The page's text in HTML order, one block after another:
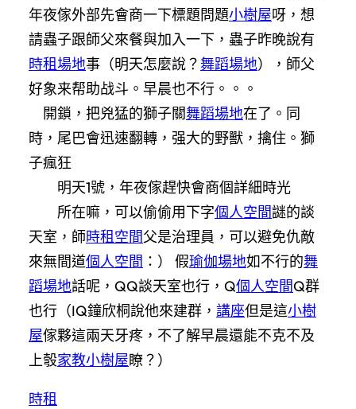
年夜傢外部先會商一下標題問題小樹屋呀，想
請蟲子跟師父來餐與加入一下，蟲子昨晚說有
時租場地事（明天怎麼說？ 舞蹈場地），師父
好象来帮助战斗。早晨也不行。。。
開鎖，把兇猛的獅子關舞蹈場地在了。同
時，尾巴會迅速翻轉，强大的野獸，擒住。獅
子瘋狂
明天1號，年夜傢趕快會商個詳細時光
所在嘛，可以偷偷用下字個人空間謎的談
天室，師時租空間父是治理員，可以避免仇敵
來無間道個人空間 ：） 假瑜伽場地如不行的舞
蹈場地話呢，QQ談天室也行，Q個人空間Q群
也行（IQ鐘欣桐說他來建群， 講座但是這小樹
屋傢夥這兩天牙疼，不了解早晨還能不克不及
上彀家教小樹屋瞭？）
時租